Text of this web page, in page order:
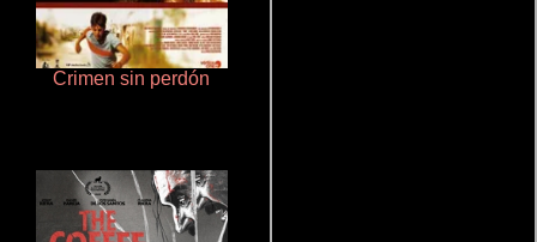
Crimen sin perdón